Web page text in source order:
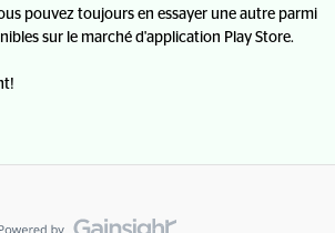
pouvez toujours en essayer une autre parmi
sur le marché d'application Play Store.